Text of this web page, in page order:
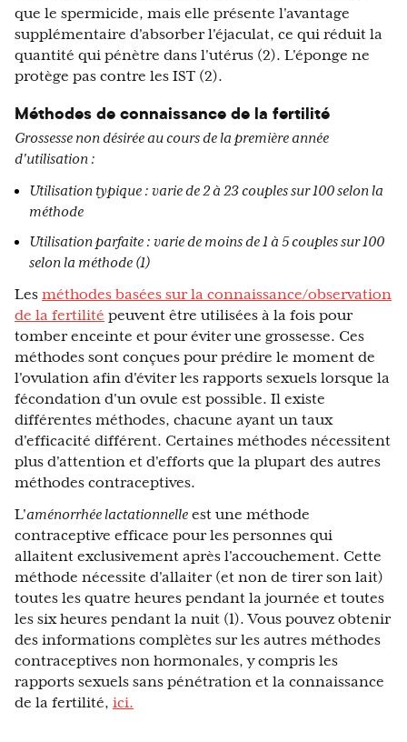
que le spermicide, mais elle présente l'avantage
supplémentaire d'absorber l'éjaculat, ce qui réduit la
quantité qui pénètre dans l'utérus (2). L'éponge ne
protège pas contre les IST (2).
Méthodes de connaissance de la fertilité
Grossesse non désirée au cours de la première année
d'utilisation :
Utilisation typique : varie de 2 à 23 couples sur 100 selon la
méthode
Utilisation parfaite : varie de moins de 1 à 5 couples sur 100
selon la méthode (1)
Les méthodes basées sur la connaissance/observation
de la fertilité peuvent être utilisées à la fois pour
tomber enceinte et pour éviter une grossesse. Ces
méthodes sont conçues pour prédire le moment de
l'ovulation afin d'éviter les rapports sexuels lorsque la
fécondation d'un ovule est possible. Il existe
différentes méthodes, chacune ayant un taux
d'efficacité différent. Certaines méthodes nécessitent
plus d'attention et d'efforts que la plupart des autres
méthodes contraceptives.
L'aménorrhée lactationnelle est une méthode
contraceptive efficace pour les personnes qui
allaitent exclusivement après l'accouchement. Cette
méthode nécessite d'allaiter (et non de tirer son lait)
toutes les quatre heures pendant la journée et toutes
les six heures pendant la nuit (1). Vous pouvez obtenir
des informations complètes sur les autres méthodes
contraceptives non hormonales, y compris les
rapports sexuels sans pénétration et la connaissance
de la fertilité, ici.